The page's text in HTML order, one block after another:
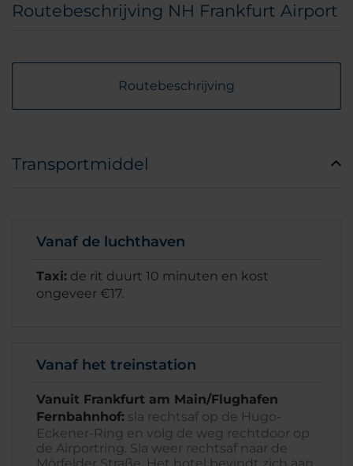
Routebeschrijving NH Frankfurt Airport
Routebeschrijving
Transportmiddel
Vanaf de luchthaven
Taxi: de rit duurt 10 minuten en kost
ongeveer €17.
Vanaf het treinstation
Vanuit Frankfurt am Main/Flughafen
Fernbahnhof: sla rechtsaf op de Hugo-
Eckener-Ring en volg de weg rechtdoor op
de Airportring. Sla weer rechtsaf naar de